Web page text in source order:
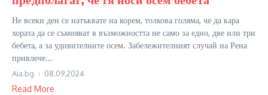
Не всеки ден се натъквате на корем, толкова голяма, че да кара
хората да се съмняват в възможността не само за едно, две или три
бебета, а за удивителните осем. Забележителният случай на Рена
привлече...
Aia.bg 08.09.2024
Read More